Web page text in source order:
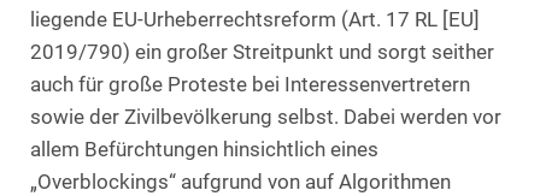
liegende EU-Urheberrechtsreform (Art. 17 RL [EU]
2019/790) ein großer Streitpunkt und sorgt seither
auch für große Proteste bei Interessenvertretern
sowie der Zivilbevölkerung selbst. Dabei werden vor
allem Befürchtungen hinsichtlich eines
„Overblockings“ aufgrund von auf Algorithmen